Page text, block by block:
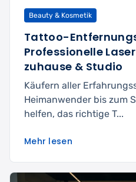
Beauty & Kosmetik
Tattoo-
Professionelle
zuhause & Studio
Käufern aller
Heimanwender bis zum
helfen, das richtige T...
Mehr lesen